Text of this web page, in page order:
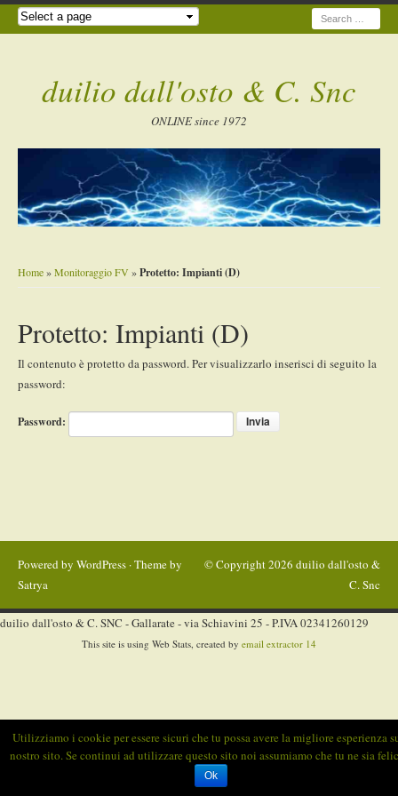
Search
duilio dall'osto & C. Snc
ONLINE since 1972
Home»Monitoraggio FV »Protetto: Impianti (D)
Protetto: Impianti (D)
Il contenuto è protetto da password. Per visualizzarlo inserisci di seguito la
password:
Password:
Powered by WordPress· Theme by
Satrya
© Copyright 2026duilio dall'osto &
C. Snc
duilio dall'osto & C. SNC - Gallarate - via Schiavini 25 - P.IVA 02341260129
This site is using Web Stats, created by email extractor 14
Utilizziamo i cookie per essere sicuri che tu possa avere la migliore esperienza
nostro sito. Se continui ad utilizzare questo sito noi assumiamo che tu ne sia
Ok